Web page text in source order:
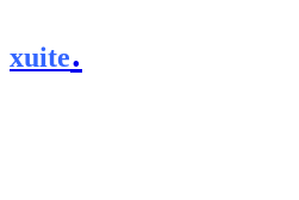
xuite.